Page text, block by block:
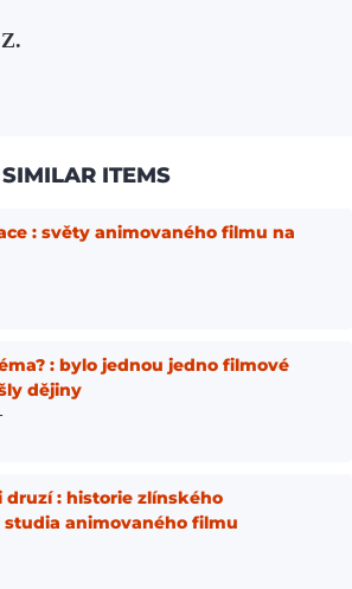
SIMILAR ITEMS
: světy animovaného filmu na
: bylo jednou jedno filmové
dějiny
druzí : historie zlínského
animovaného filmu